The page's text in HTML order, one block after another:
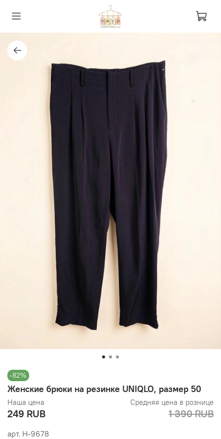
-82%
арт. Н-9678
Женские брюки на резинке UNIQLO, размер 50
Наша цена
249 RUB
Средняя цена в рознице
1 390 RUB